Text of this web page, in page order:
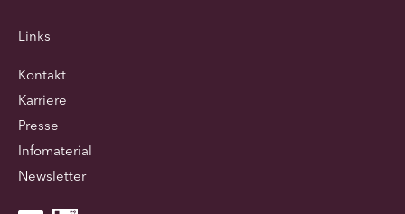
Links
Kontakt
Karriere
Presse
Infomaterial
Newsletter